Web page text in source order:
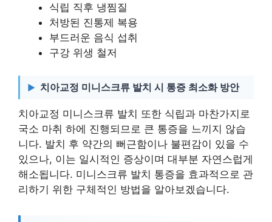
식립 직후 냉찜질
처방된 진통제 복용
부드러운 음식 섭취
구강 위생 철저
치아교정 미니스크류 발치 시 통증 최소화 방안
치아교정 미니스크류 발치 또한 식립과 마찬가지로
국소 마취 하에 진행되므로 큰 통증을 느끼지 않습
니다. 발치 후 약간의 뻐근함이나 불편감이 있을 수
있으나, 이는 일시적인 증상이며 대부분 자연스럽게
해소됩니다. 미니스크류 발치 통증을 효과적으로 관
리하기 위한 구체적인 방법을 알아보겠습니다.